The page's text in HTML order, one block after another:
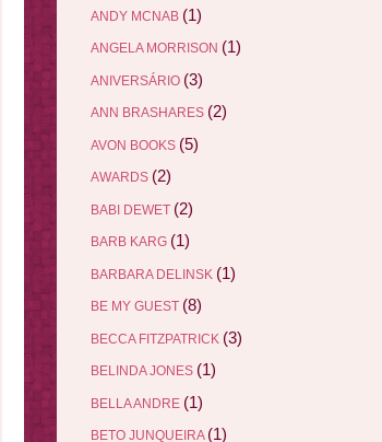
ANDY MCNAB (1)
ANGELA MORRISON (1)
ANIVERSÁRIO (3)
ANN BRASHARES (2)
AVON BOOKS (5)
AWARDS (2)
BABI DEWET (2)
BARB KARG (1)
BARBARA DELINSK (1)
BE MY GUEST (8)
BECCA FITZPATRICK (3)
BELINDA JONES (1)
BELLA ANDRE (1)
BETO JUNQUEIRA (1)